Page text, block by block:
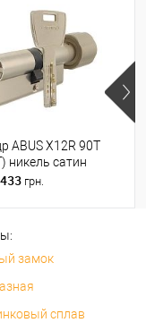
ABUS X12R 90T
никель сатин
грн.
замок
сплав